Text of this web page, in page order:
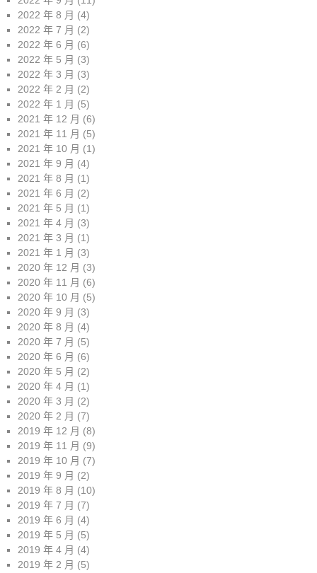
2022 年 8 月 (4)
2022 年 7 月 (2)
2022 年 6 月 (6)
2022 年 5 月 (3)
2022 年 3 月 (3)
2022 年 2 月 (2)
2022 年 1 月 (5)
2021 年 12 月 (6)
2021 年 11 月 (5)
2021 年 10 月 (1)
2021 年 9 月 (4)
2021 年 8 月 (1)
2021 年 6 月 (2)
2021 年 5 月 (1)
2021 年 4 月 (3)
2021 年 3 月 (1)
2021 年 1 月 (3)
2020 年 12 月 (3)
2020 年 11 月 (6)
2020 年 10 月 (5)
2020 年 9 月 (3)
2020 年 8 月 (4)
2020 年 7 月 (5)
2020 年 6 月 (6)
2020 年 5 月 (2)
2020 年 4 月 (1)
2020 年 3 月 (2)
2020 年 2 月 (7)
2019 年 12 月 (8)
2019 年 11 月 (9)
2019 年 10 月 (7)
2019 年 9 月 (2)
2019 年 8 月 (10)
2019 年 7 月 (7)
2019 年 6 月 (4)
2019 年 5 月 (5)
2019 年 4 月 (4)
2019 年 2 月 (5)